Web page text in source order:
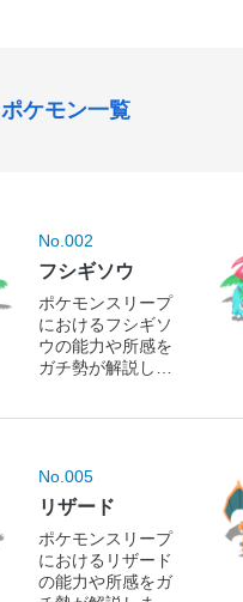
ポケモン一覧
No.002
フシギソウ
ポケモンスリープ
におけるフシギソ
ウの能力や所感を
ガチ勢が解説しま
No.005
リザード
ポケモンスリープ
におけるリザード
の能力や所感をガ